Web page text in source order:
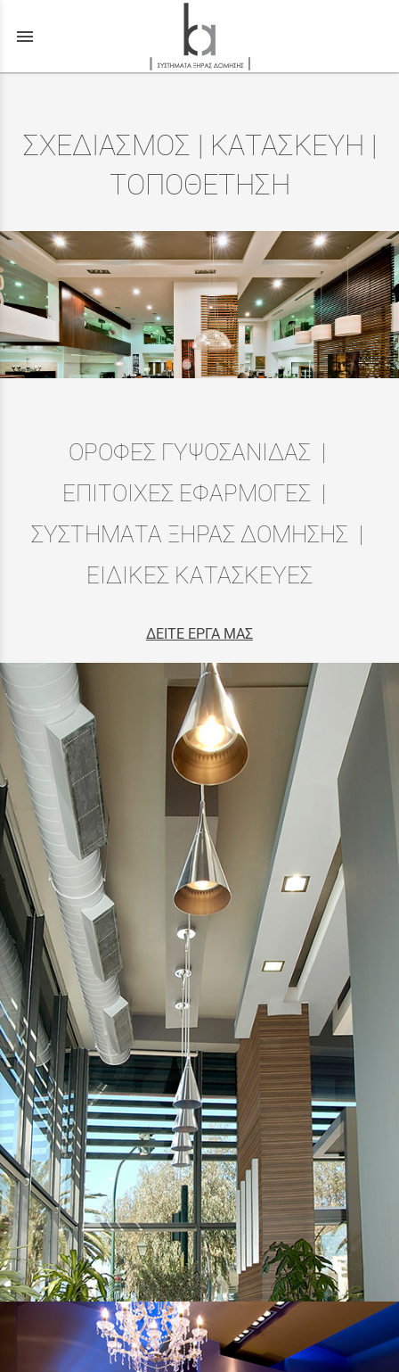
menu
ΣΧΕΔΙΑΣΜΟΣ | ΚΑΤΑΣΚΕΥΗ |
ΤΟΠΟΘΕΤΗΣΗ
ΟΡΟΦΕΣ ΓΥΨΟΣΑΝΙΔΑΣ |
ΕΠΙΤΟΙΧΕΣ ΕΦΑΡΜΟΓΕΣ |
ΣΥΣΤΗΜΑΤΑ ΞΗΡΑΣ ΔΟΜΗΣΗΣ |
ΕΙΔΙΚΕΣ ΚΑΤΑΣΚΕΥΕΣ
ΔΕΙΤΕ ΕΡΓΑ ΜΑΣ